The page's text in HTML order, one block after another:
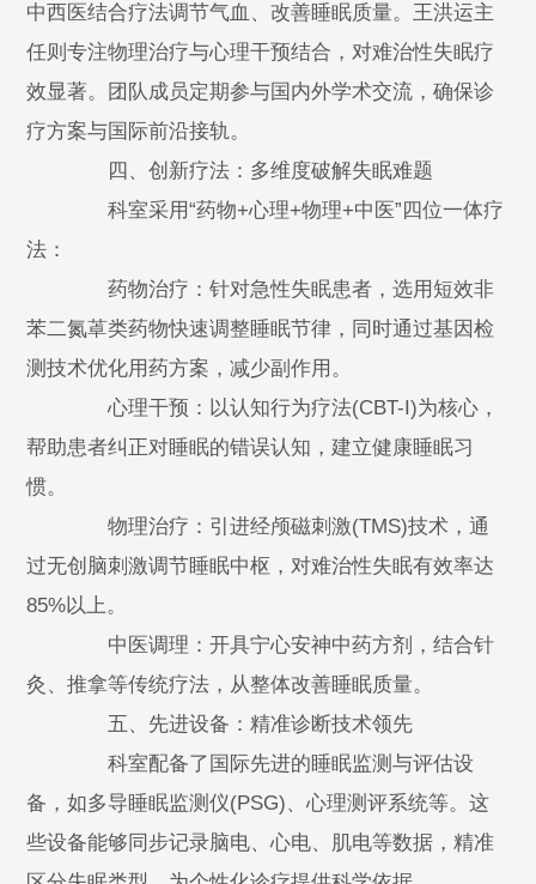
中西医结合疗法调节气血、改善睡眠质量。王洪运主
任则专注物理治疗与心理干预结合，对难治性失眠疗
效显著。团队成员定期参与国内外学术交流，确保诊
疗方案与国际前沿接轨。
四、创新疗法：多维度破解失眠难题
科室采用“药物+心理+物理+中医”四位一体疗
法：
药物治疗：针对急性失眠患者，选用短效非
苯二氮䓬类药物快速调整睡眠节律，同时通过基因检
测技术优化用药方案，减少副作用。
心理干预：以认知行为疗法(CBT-I)为核心，
帮助患者纠正对睡眠的错误认知，建立健康睡眠习
惯。
物理治疗：引进经颅磁刺激(TMS)技术，通
过无创脑刺激调节睡眠中枢，对难治性失眠有效率达
85%以上。
中医调理：开具宁心安神中药方剂，结合针
灸、推拿等传统疗法，从整体改善睡眠质量。
五、先进设备：精准诊断技术领先
科室配备了国际先进的睡眠监测与评估设
备，如多导睡眠监测仪(PSG)、心理测评系统等。这
些设备能够同步记录脑电、心电、肌电等数据，精准